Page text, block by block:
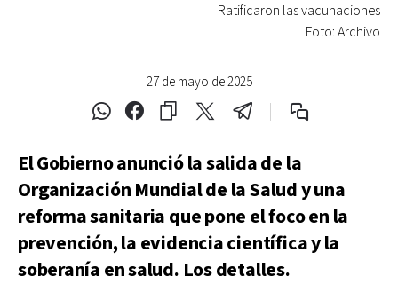
27 de mayo de 2025
Ratificaron las vacunaciones
Foto: Archivo
El Gobierno anunció la salida de la
Organización Mundial de la Salud y una
reforma sanitaria que pone el foco en la
prevención, la evidencia científica y la
soberanía en salud. Los detalles.